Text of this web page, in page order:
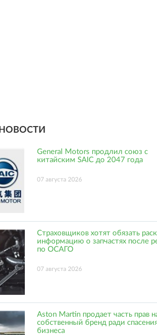
General Motors продлил союз с
китайским SAIC до 2047 года
07 августа 2026
Страховщиков хотят обязать
информацию о запчастях после
по ОСАГО
07 августа 2026
Aston Martin продает часть прав
собственный бренд ради
бизнеса